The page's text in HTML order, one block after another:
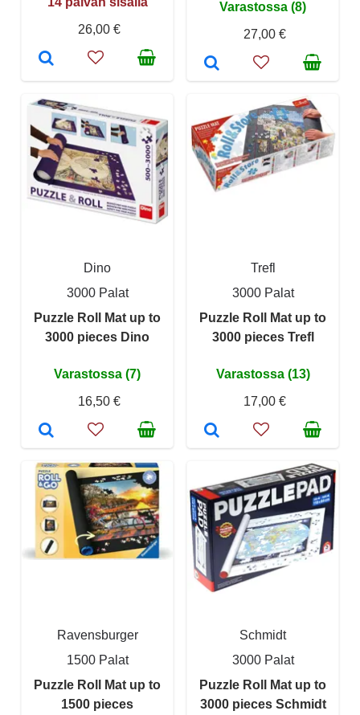
26,00 €
Varastossa (8)
27,00 €
Dino
3000 Palat
Puzzle Roll Mat up to
3000 pieces Dino
Varastossa (7)
16,50 €
Trefl
3000 Palat
Puzzle Roll Mat up to
3000 pieces Trefl
Varastossa (13)
17,00 €
Ravensburger
1500 Palat
Puzzle Roll Mat up to
1500 pieces
Schmidt
3000 Palat
Puzzle Roll Mat up to
3000 pieces Schmidt